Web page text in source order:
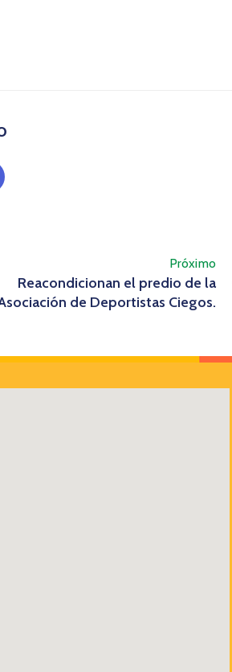
Próximo
Reacondicionan el predio de la
de Deportistas Ciegos.